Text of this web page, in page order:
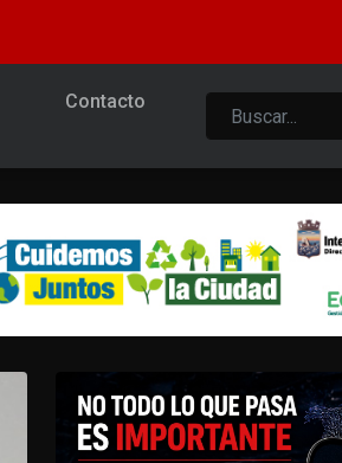
Contacto